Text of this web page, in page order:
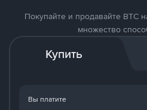
Покупайте и продавайте BTC
множество
Купить
Вы платите